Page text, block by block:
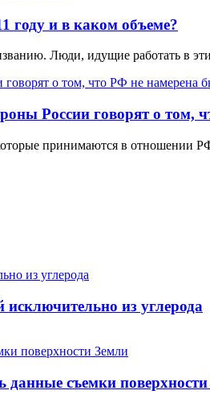
году и в каком объеме?
Люди, идущие работать в
России говорят о том,
принимаются в отношении
из углерода
данные съемки